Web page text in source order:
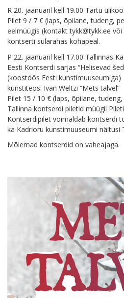
R 20. jaanuaril kell 19.00 Tartu
Pilet 9 / 7 € (laps, õpilane, tudeng,
eelmüügis (kontakt tykk@tykk.ee
kontserti sularahas kohapeal.
P 22. jaanuaril kell 17.00 Tallinnas
Eesti Kontserdi sarjas “Helisevad
(koostöös Eesti kunstimuuseumiga)
kunstiteos: Ivan Weltzi “Mets talvel”
Pilet 15 / 10 € (laps, õpilane,
Tallinna kontserdi piletid müügil
Kontserdipilet võimaldab kontserdi
ka Kadrioru kunstimuuseumi näitusi
Mõlemad kontserdid on vaheajaga.